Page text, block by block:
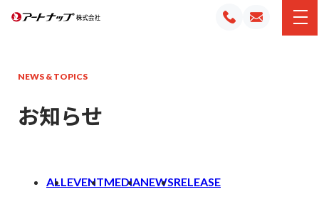
NEWS & TOPICS
お知らせ
ALLEVENTMEDIANEWSRELEASE